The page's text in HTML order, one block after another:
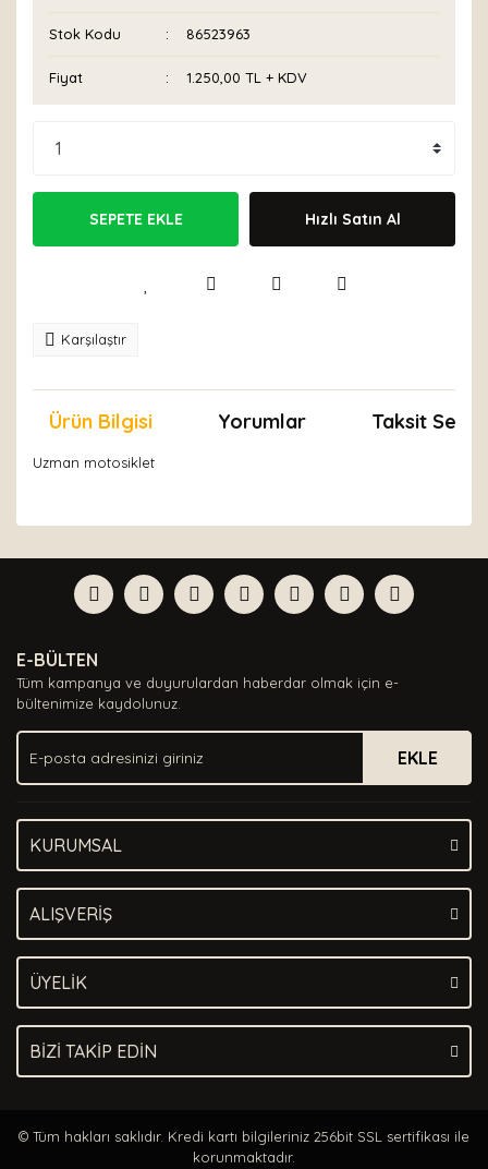
Stok Kodu 86523963
Fiyat 1.250,00 TL + KDV
SEPETE EKLE Hızlı Satın Al
Karşılaştır
Ürün Bilgisi Yorumlar Taksit
Uzman motosiklet
Yorum Yaz
formunu kullanarak tarafımıza iletebilirsiniz.
Görüş ve önerileriniz için teşekkür ederiz.
Ürün açıklamasında eksik bilgiler bulunuyor.
Ürün bilgilerinde hatalar bulunuyor.
Ürün fiyatı diğer sitelerden daha pahalı.
Bu ürüne benzer farklı alternatifler olmalı.
E-BÜLTEN
Tüm kampanya ve duyurulardan haberdar olmak için e-
bültenimize kaydolunuz.
EKLE
KURUMSAL
ALIŞVERİŞ
ÜYELİK
BİZİ TAKİP EDİN
© Tüm hakları saklıdır. Kredi kartı bilgileriniz 256bit SSL sertifikası ile
korunmaktadır.